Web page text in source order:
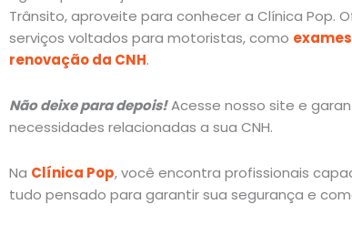
Trânsito, aproveite para conhecer a Clínica Pop.
serviços voltados para motoristas, como exames
renovação da CNH.
Não deixe para depois!Acesse nosso site e
necessidades relacionadas a sua CNH.
Na Clínica Pop, você encontra profissionais
tudo pensado para garantir sua segurança e